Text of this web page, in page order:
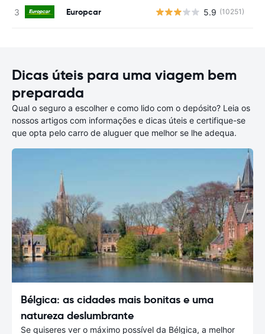
Europcar 5.9 (10251)
Dicas úteis para uma viagem bem
preparada
Qual o seguro a escolher e como lido com o depósito? Leia os
nossos artigos com informações e dicas úteis e certifique-se
que opta pelo carro de aluguer que melhor se lhe adequa.
Bélgica: as cidades mais bonitas e uma
natureza deslumbrante
Se quiseres ver o máximo possível da Bélgica, a melhor